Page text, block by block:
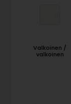
Valkoinen /
valkoinen